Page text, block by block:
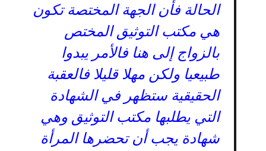
الحالة فأن الجهة المختصة تكون
هي مكتب التوثيق المختص
بالزواج إلى هنا فالأمر يبدوا
طبيعيا ولكن مهلا قليلا فالعقبة
الحقيقية ستظهر في الشهادة
التي يطلبها مكتب التوثيق وهي
شهادة يجب أن تحضرها المرأة